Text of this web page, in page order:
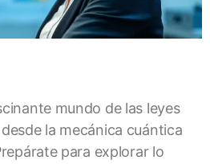
mundo de las leyes
la mecánica cuántica
para explorar lo